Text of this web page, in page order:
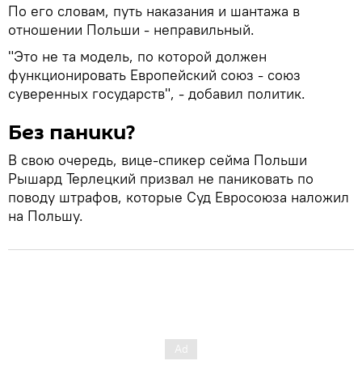
По его словам, путь наказания и шантажа в
отношении Польши - неправильный.
"Это не та модель, по которой должен
функционировать Европейский союз - союз
суверенных государств", - добавил политик.
Без паники?
В свою очередь, вице-спикер сейма Польши
Рышард Терлецкий призвал не паниковать по
поводу штрафов, которые Суд Евросоюза наложил
на Польшу.